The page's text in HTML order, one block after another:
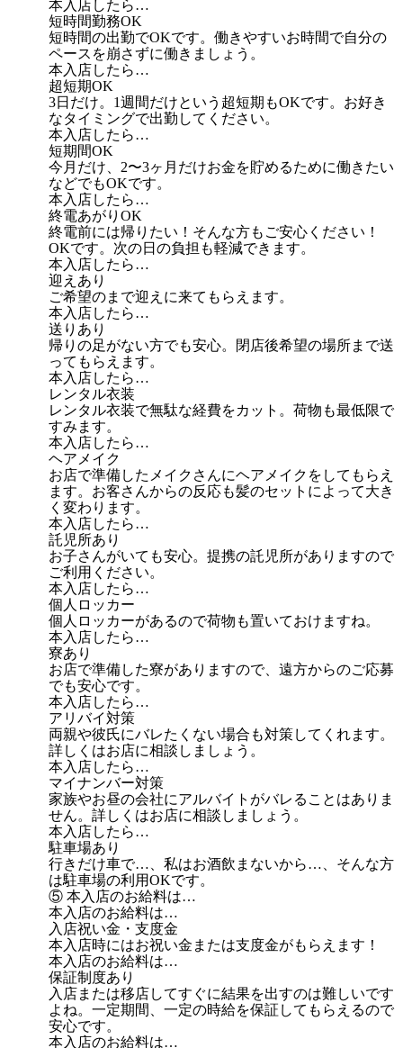
本入店したら…
短時間勤務OK
短時間の出勤でOKです。働きやすいお時間で自分の
ペースを崩さずに働きましょう。
本入店したら…
超短期OK
3日だけ。1週間だけという超短期もOKです。お好き
なタイミングで出勤してください。
本入店したら…
短期間OK
今月だけ、2〜3ヶ月だけお金を貯めるために働きたい
などでもOKです。
本入店したら…
終電あがりOK
終電前には帰りたい！そんな方もご安心ください！
OKです。次の日の負担も軽減できます。
本入店したら…
迎えあり
ご希望のまで迎えに来てもらえます。
本入店したら…
送りあり
帰りの足がない方でも安心。閉店後希望の場所まで送
ってもらえます。
本入店したら…
レンタル衣装
レンタル衣装で無駄な経費をカット。荷物も最低限で
すみます。
本入店したら…
ヘアメイク
お店で準備したメイクさんにヘアメイクをしてもらえ
ます。お客さんからの反応も髪のセットによって大き
く変わります。
本入店したら…
託児所あり
お子さんがいても安心。提携の託児所がありますので
ご利用ください。
本入店したら…
個人ロッカー
個人ロッカーがあるので荷物も置いておけますね。
本入店したら…
寮あり
お店で準備した寮がありますので、遠方からのご応募
でも安心です。
本入店したら…
アリバイ対策
両親や彼氏にバレたくない場合も対策してくれます。
詳しくはお店に相談しましょう。
本入店したら…
マイナンバー対策
家族やお昼の会社にアルバイトがバレることはありま
せん。詳しくはお店に相談しましょう。
本入店したら…
駐車場あり
行きだけ車で…、私はお酒飲まないから…、そんな方
は駐車場の利用OKです。
⑤ 本入店のお給料は…
本入店のお給料は…
入店祝い金・支度金
本入店時にはお祝い金または支度金がもらえます！
本入店のお給料は…
保証制度あり
入店または移店してすぐに結果を出すのは難しいです
よね。一定期間、一定の時給を保証してもらえるので
安心です。
本入店のお給料は…